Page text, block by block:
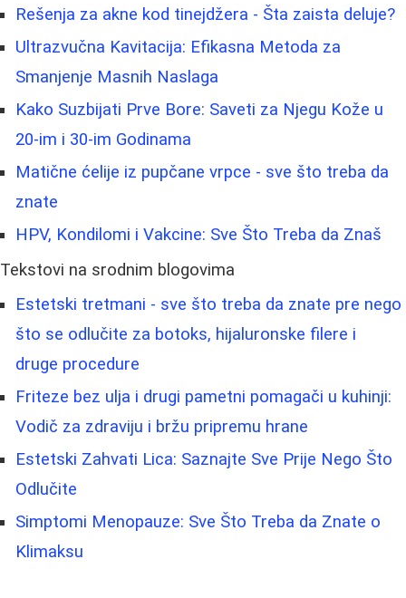
Rešenja za akne kod tinejdžera - Šta zaista deluje?
Ultrazvučna Kavitacija: Efikasna Metoda za
Smanjenje Masnih Naslaga
Kako Suzbijati Prve Bore: Saveti za Njegu Kože u
20-im i 30-im Godinama
Matične ćelije iz pupčane vrpce - sve što treba da
znate
HPV, Kondilomi i Vakcine: Sve Što Treba da Znaš
Tekstovi na srodnim blogovima
Estetski tretmani - sve što treba da znate pre nego
što se odlučite za botoks, hijaluronske filere i
druge procedure
Friteze bez ulja i drugi pametni pomagači u kuhinji:
Vodič za zdraviju i bržu pripremu hrane
Estetski Zahvati Lica: Saznajte Sve Prije Nego Što
Odlučite
Simptomi Menopauze: Sve Što Treba da Znate o
Klimaksu